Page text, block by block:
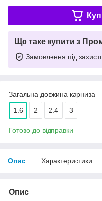
Що таке купити з
Замовлення під
Загальна довжина карниза
1.6 2 2.4 3
Готово до відправки
Опис Характеристики
Опис